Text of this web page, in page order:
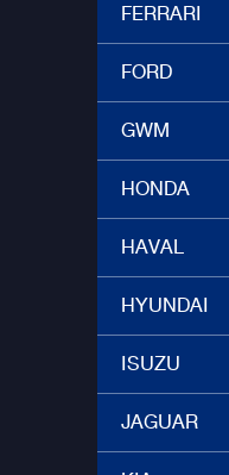
FERRARI
FORD
GWM
HONDA
HAVAL
HYUNDAI
ISUZU
JAGUAR